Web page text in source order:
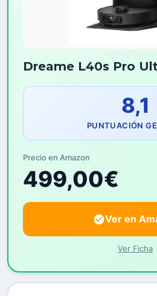
Dreame L40s Pro
8,1
PUNTUACIÓN
Precio en Amazon
499,00€
Ver en
Ver Ficha